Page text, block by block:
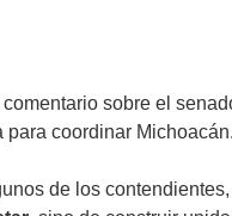
comentario sobre el
coordinar Michoacán.
de los